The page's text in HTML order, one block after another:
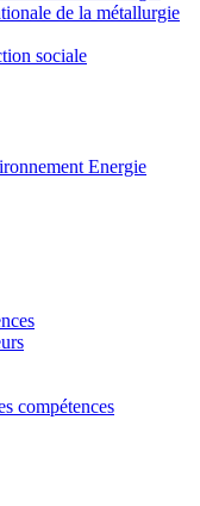
de la métallurgie
sociale
Energie
compétences